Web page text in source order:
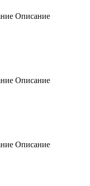
Oписание
Oписание
Oписание